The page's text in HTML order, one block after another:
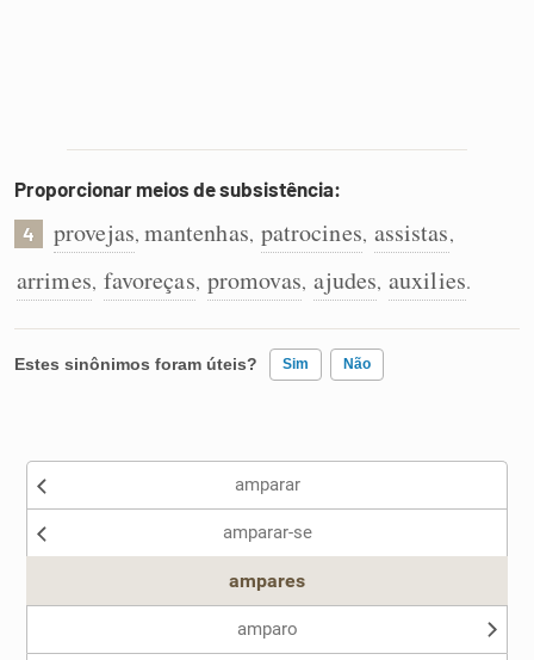
Proporcionar meios de subsistência:
4 provejas, mantenhas, patrocines, assistas,
arrimes, favoreças, promovas, ajudes, auxilies.
Estes sinônimos foram úteis? Sim Não
Nenhum dos sinônimos apresentados me ajudou
amparar
amparar-se
ampares
amparo